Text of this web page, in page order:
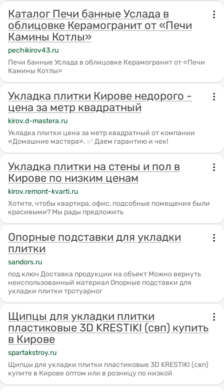
Каталог Печи банные Услада в
облицовке Керамогранит от «Печи
Камины Котлы»
pechikirov43.ru
Печи банные Услада в облицовке Керамогранит от «Печи
Камины Котлы»
Укладка плитки Кирове недорого -
цена за метр квадратный
kirov.d-mastera.ru
Укладка плитки цена за метр квадратный от компании
«Домашние мастера». ✅️ Даем гарантию и чек!
Укладка плитки на стены и пол в
Кирове по низким ценам
kirov.remont-kvarti.ru
Хотите, чтобы квартира, офис, подсобные помещения были
красивыми? Мы рады предложить
Опорные подставки для укладки
плитки
sandors.ru
под ключ Доставка продукции на объект Можно вернуть
неиспользованный материал Опорные подставки для
укладки плитки тротуарног
Щипцы для укладки плитки
пластиковые 3D KRESTIKI (свп) купить
в Кирове
spartakstroy.ru
Щипцы для укладки плитки пластиковые 3D KRESTIKI (свп)
купите в Кирове оптом или в розницу по низкой